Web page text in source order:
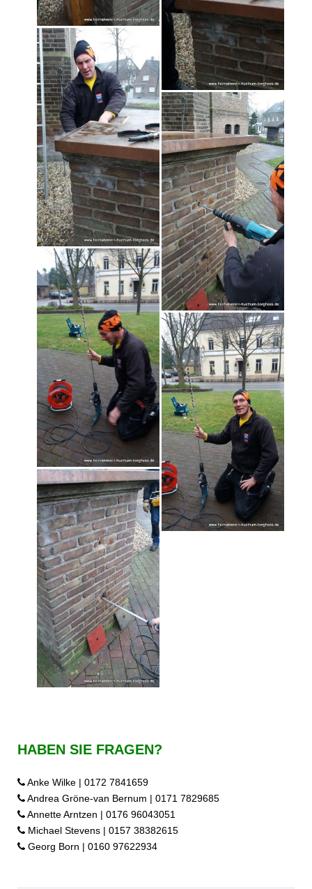
HABEN SIE FRAGEN?
Anke Wilke | 0172 7841659
Andrea Gröne-van Bernum | 0171 7829685
Annette Arntzen | 0176 96043051
Michael Stevens | 0157 38382615
Georg Born | 0160 97622934